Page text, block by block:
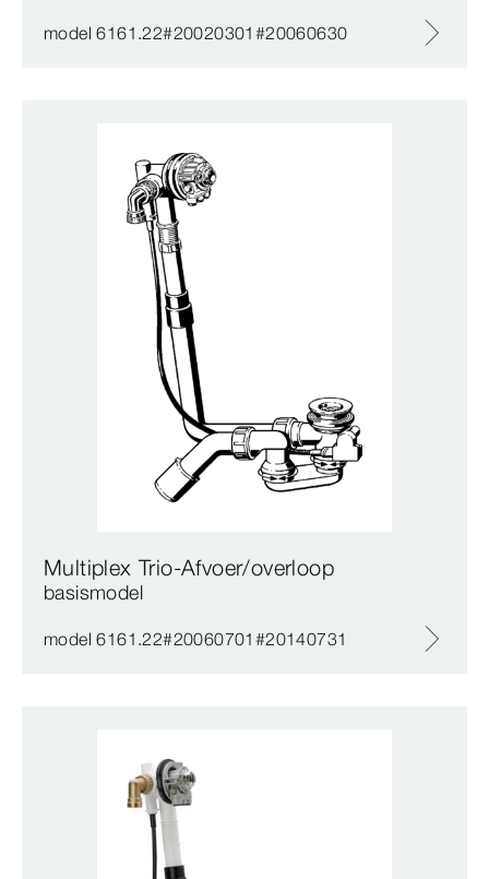
model 6161.22#20020301#20060630
Multiplex Trio-Afvoer/overloop
basismodel
model 6161.22#20060701#20140731